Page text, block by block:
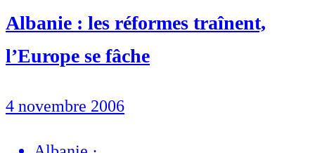
Albanie : les réformes traînent,
l’Europe se fâche
4 novembre 2006